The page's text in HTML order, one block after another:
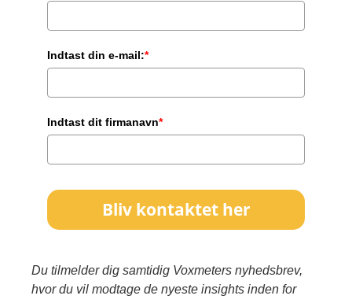
Indtast din e-mail:*
Indtast dit firmanavn*
Bliv kontaktet her
Du tilmelder dig samtidig Voxmeters nyhedsbrev,
hvor du vil modtage de nyeste insights inden for